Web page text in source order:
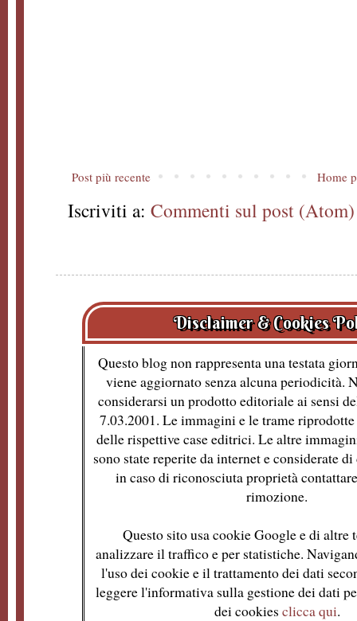
Post più recente Home
Iscriviti a: Commenti sul post (Atom)
Disclaimer & Cookies
Questo blog non rappresenta una testata
viene aggiornato senza alcuna periodicità.
considerarsi un prodotto editoriale ai sensi
7.03.2001. Le immagini e le trame
delle rispettive case editrici. Le altre
sono state reperite da internet e considerate
in caso di riconosciuta proprietà
rimozione.
Questo sito usa cookie Google e di altre
analizzare il traffico e per statistiche.
l'uso dei cookie e il trattamento dei dati
leggere l'informativa sulla gestione dei dati
dei cookies clicca qui.